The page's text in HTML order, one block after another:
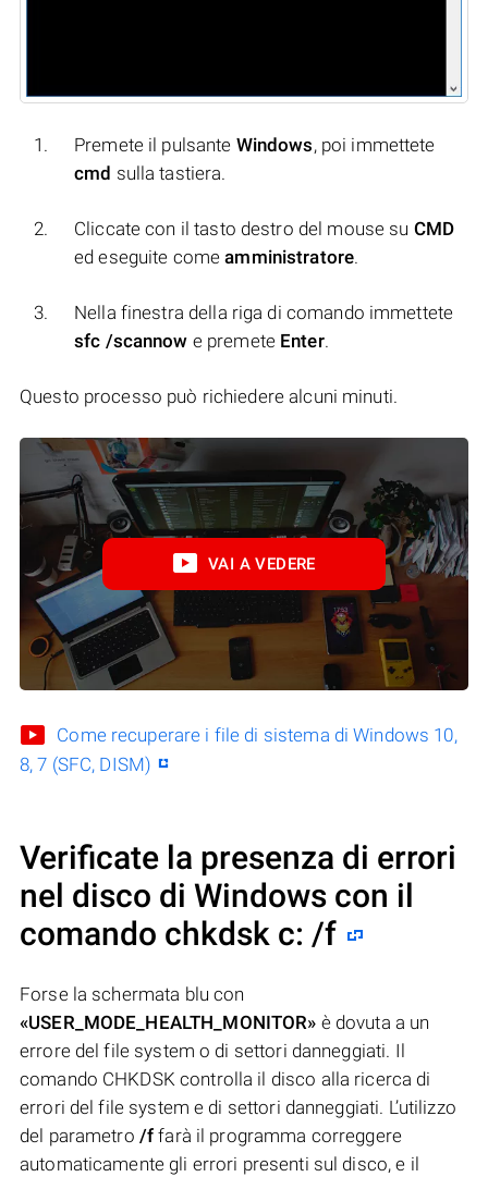
Premete il pulsante Windows, poi immettete
cmd sulla tastiera.
Cliccate con il tasto destro del mouse su CMD
ed eseguite comeamministratore.
Nella finestra della riga di comando immettete
sfc /scannow e premete Enter.
Questo processo può richiedere alcuni minuti.
VAI A VEDERE
Come recuperare i file di sistema di Windows 10,
8, 7 (SFC, DISM)
Verificate la presenza di errori
nel disco di Windows con il
comando chkdsk c: /f
Forse la schermata blu con
«USER_MODE_HEALTH_MONITOR» è dovuta a un
errore del file system o di settori danneggiati. Il
comando CHKDSK controlla il disco alla ricerca di
errori del file system e di settori danneggiati. L’utilizzo
del parametro /f farà il programma correggere
automaticamente gli errori presenti sul disco, e il